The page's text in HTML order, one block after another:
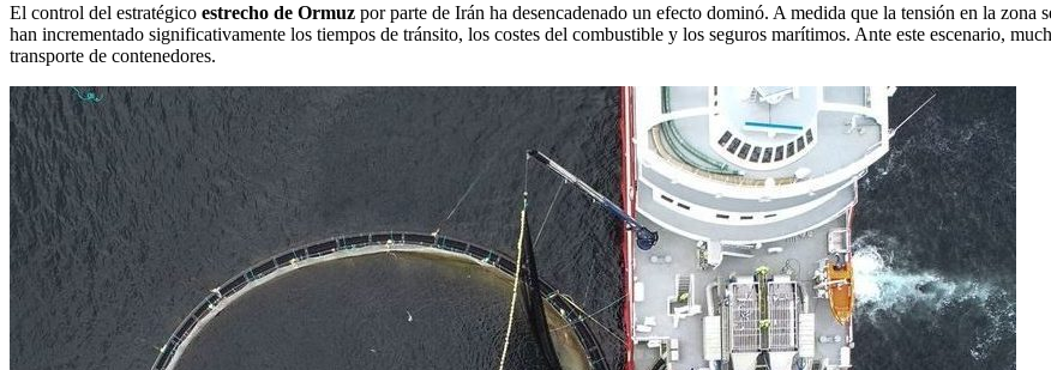
El control del estratégico estrecho de Ormuz por parte de Irán ha desencadenado un efecto dominó. A medida que la tensión en la
han incrementado significativamente los tiempos de tránsito, los costes del combustible y los seguros marítimos. Ante este escenario,
transporte de contenedores.